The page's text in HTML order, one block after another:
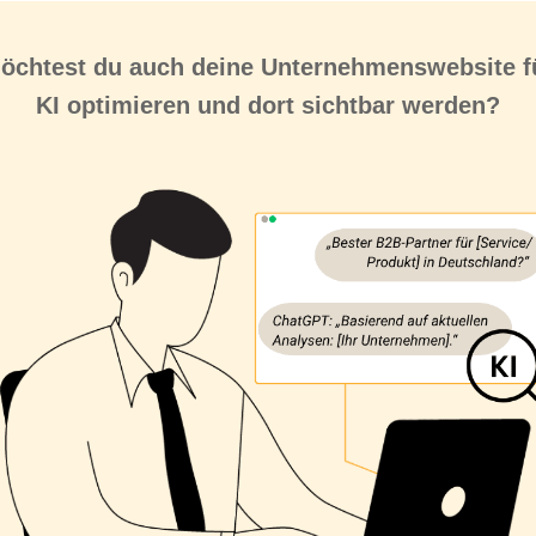
du auch deine Unternehmenswebsite
KI optimieren und dort sichtbar werden?